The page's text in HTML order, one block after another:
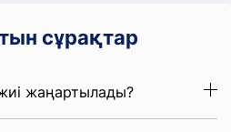
сұрақтар
жаңартылады?